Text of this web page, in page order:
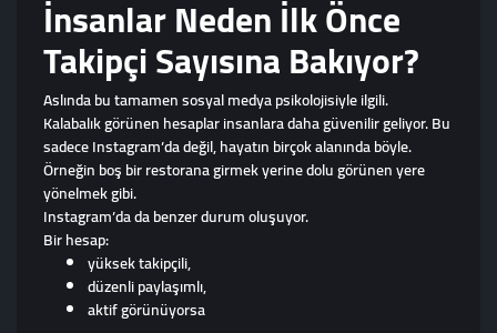
İnsanlar Neden İlk Önce
Takipçi Sayısına Bakıyor?
Aslında bu tamamen sosyal medya psikolojisiyle ilgili.
Kalabalık görünen hesaplar insanlara daha güvenilir geliyor. Bu
sadece Instagram’da değil, hayatın birçok alanında böyle.
Örneğin boş bir restorana girmek yerine dolu görünen yere
yönelmek gibi.
Instagram’da da benzer durum oluşuyor.
Bir hesap:
yüksek takipçili,
düzenli paylaşımlı,
aktif görünüyorsa